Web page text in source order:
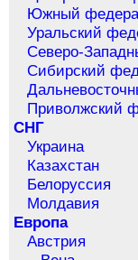
Южный
Уральский
Северо-
Сибирский
Приволжский
СНГ
Украина
Казахстан
Белоруссия
Молдавия
Европа
Австрия